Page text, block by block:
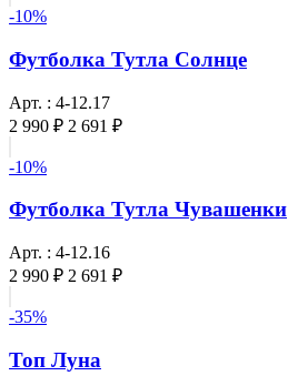
-10%
Футболка Тутла Солнце
Арт. : 4-12.17
2 990 ₽ 2 691 ₽
-10%
Футболка Тутла Чувашенки
Арт. : 4-12.16
2 990 ₽ 2 691 ₽
-35%
Топ Луна